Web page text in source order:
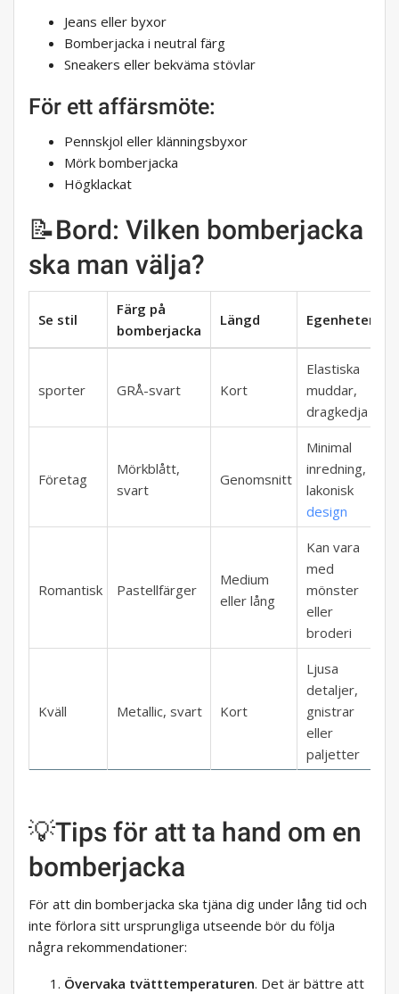
Jeans eller byxor
Bomberjacka i neutral färg
Sneakers eller bekväma stövlar
För ett affärsmöte:
Pennskjol eller klänningsbyxor
Mörk bomberjacka
Högklackat
📝Bord: Vilken bomberjacka
ska man välja?
Se stil
Färg på
bomberjacka
Längd Egenheter
sporter GRÅ-svart Kort
Elastiska
muddar,
dragkedja
Företag
Mörkblått,
svart
Genomsnitt
Minimal
inredning,
lakonisk
design
Romantisk Pastellfärger
Medium
eller lång
Kan vara
med
mönster
eller
broderi
Kväll Metallic, svart Kort
Ljusa
detaljer,
gnistrar
eller
paljetter
💡Tips för att ta hand om en
bomberjacka
För att din bomberjacka ska tjäna dig under lång tid och
inte förlora sitt ursprungliga utseende bör du följa
några rekommendationer:
Övervaka tvätttemperaturen. Det är bättre att